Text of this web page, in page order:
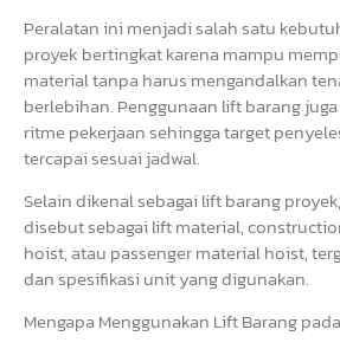
Peralatan ini menjadi salah satu
proyek bertingkat karena mampu
material tanpa harus mengandalkan
berlebihan. Penggunaan lift barang
ritme pekerjaan sehingga target
tercapai sesuai jadwal.
Selain dikenal sebagai lift barang
disebut sebagai lift material,
hoist, atau passenger material hoist,
dan spesifikasi unit yang digunakan.
Mengapa Menggunakan Lift Barang